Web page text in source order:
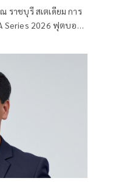
ราชบุรี สเตเดียม การ
Series 2026 ฟุตบอล